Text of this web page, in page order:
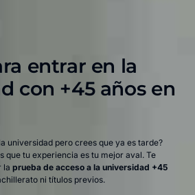
entrar en la
con +45 años en
universidad pero crees que ya es tarde?
que tu experiencia es tu mejor aval. Te
la prueba de acceso a la universidad +45
ni títulos previos.